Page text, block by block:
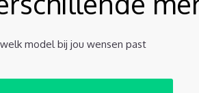
model bij jou wensen past